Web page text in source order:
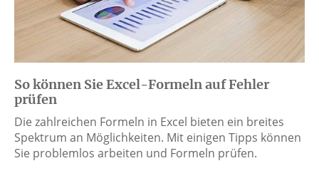
So können Sie Excel-Formeln auf Fehler
prüfen
Die zahlreichen Formeln in Excel bieten ein breites
Spektrum an Möglichkeiten. Mit einigen Tipps können
Sie problemlos arbeiten und Formeln prüfen.